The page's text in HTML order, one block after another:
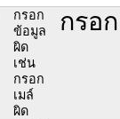
กรอก
ข้อมูล
ผิด
เช่น
กรอก
เมล์
ผิด
กรอ